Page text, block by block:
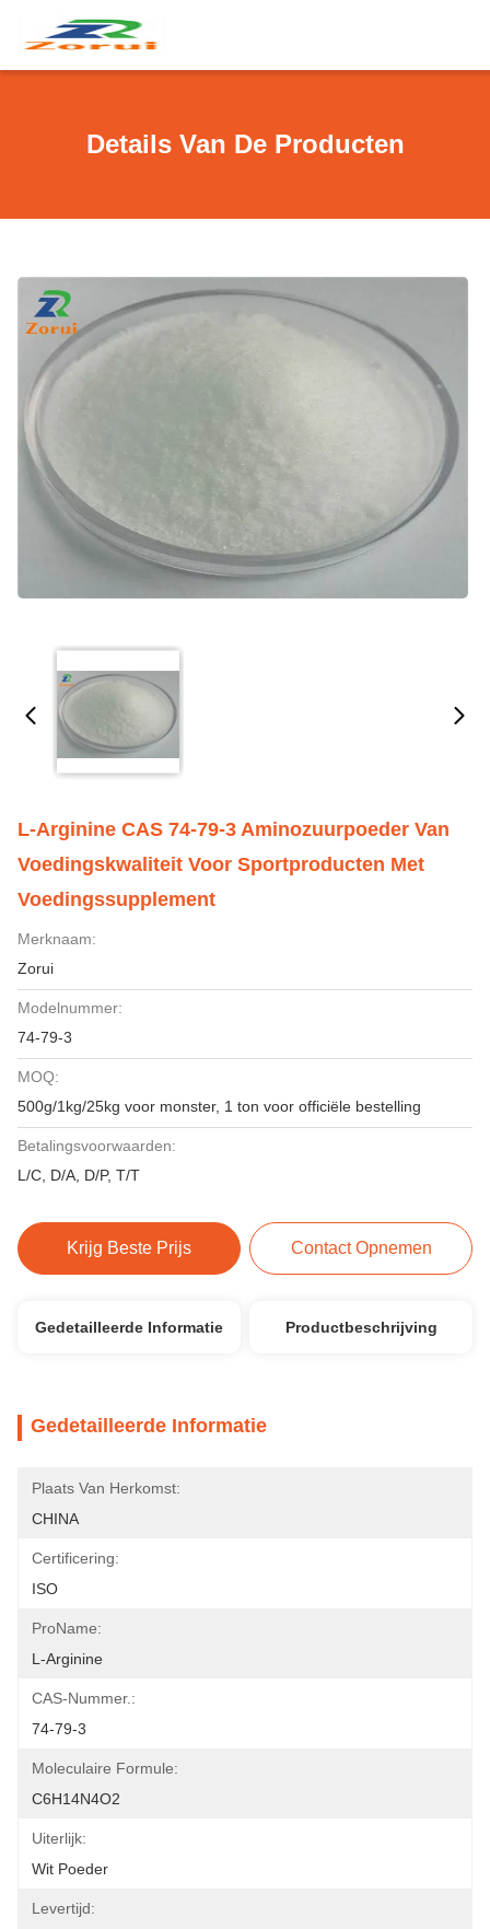
Details Van De Producten
L-Arginine CAS 74-79-3 Aminozuurpoeder Van
Voedingskwaliteit Voor Sportproducten Met
Voedingssupplement
Merknaam:
Zorui
Modelnummer:
74-79-3
MOQ:
500g/1kg/25kg voor monster, 1 ton voor officiële bestelling
Betalingsvoorwaarden:
L/C, D/A, D/P, T/T
Krijg Beste Prijs Contact Opnemen
Gedetailleerde Informatie Productbeschrijving
Gedetailleerde Informatie
Plaats Van Herkomst:
CHINA
Certificering:
ISO
ProName:
L-Arginine
CAS-Nummer.:
74-79-3
Moleculaire Formule:
C6H14N4O2
Uiterlijk:
Wit Poeder
Levertijd: